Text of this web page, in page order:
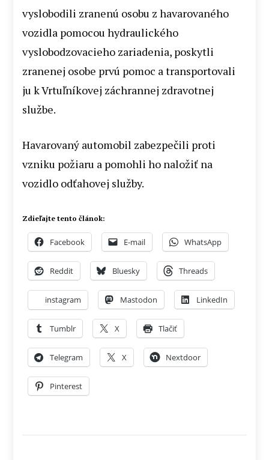
vyslobodili zranenú osobu z havarovaného
vozidla pomocou hydraulického
vyslobodzovacieho zariadenia, poskytli
zranenej osobe prvú pomoc a transportovali
ju k Vrtuľníkovej záchrannej zdravotnej
službe.
Havarovaný automobil zabezpečili proti
vzniku požiaru a pomohli ho naložiť na
vozidlo odťahovej služby.
Zdieľajte tento článok:
Facebook E-mail WhatsApp
Reddit Bluesky Threads
instagram Mastodon LinkedIn
Tumblr X Tlačiť
Telegram X Nextdoor
Pinterest